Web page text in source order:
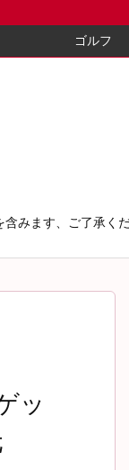
ゴルフ
みます、ご了承く
ッ